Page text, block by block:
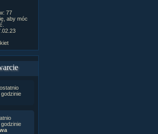
77
aby móc
ostatnio